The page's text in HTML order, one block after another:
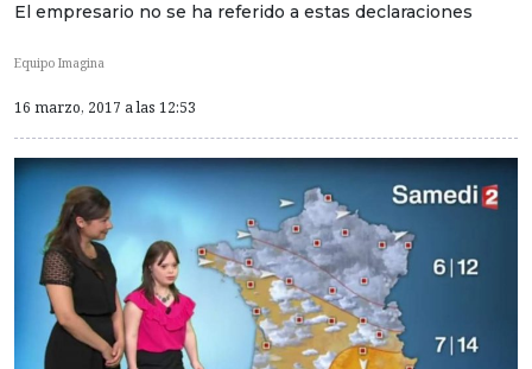
El empresario no se ha referido a estas declaraciones
Equipo Imagina
16 marzo, 2017 a las 12:53